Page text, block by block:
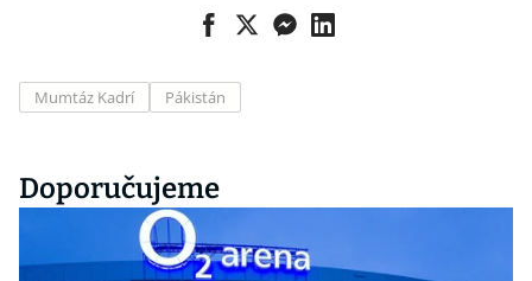
Mumtáz Kadrí Pákistán
Doporučujeme